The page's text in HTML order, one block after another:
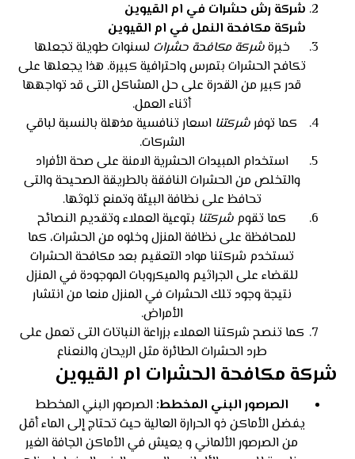
شركة رش حشرات في ام القيوين
شركة مكافحة النمل في ام القيوين
خبرةشركة مكافحة حشراتلسنوات طويلة تجعلها
تكافح الحشرات بتمرس واحترافية كبيرة. هذا يجعلها على
قدر كبير من القدرة على حل المشاكل التى قد تواجهها
أثناء العمل.
كما توفرشركتنا اسعار تنافسية مذهلة بالنسبة لباقي
الشركات.
استخدام المبيدات الحشرية الامنة على صحة الأفراد
والتخلص من الحشرات النافقة بالطريقة الصحيحة والتى
تحافظ على نظافة البيئة وتمنع تلوثها.
كما تقوم شركتنا بتوعية العملاء وتقديم النصائح
للمحافظة على نظافة المنزل وخلوه من الحشرات، كما
تستخدم شركتنا مواد التعقيم بعد مكافحة الحشرات
للقضاء على الجراثيم والميكروبات الموجودة في المنزل
نتيجة وجود تلك الحشرات في المنزل منعا من انتشار
الأمراض.
كما تنصح شركتنا العملاء بزراعة النباتات التى تعمل على
طرد الحشرات الطائرة مثل الريحان والنعناع
شركة مكافحة الحشرات ام القيوين
الصرصور البني المخطط: الصرصور البني المخطط
يفضل الأماكن ذو الحرارة العالية حيث تحتاج إلى الماء أقل
من الصرصور الألماني و يعيش في الأماكن الجافة الغير